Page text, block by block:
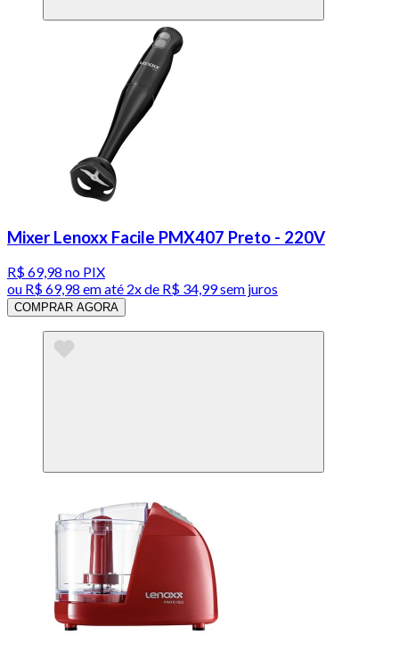
Mixer Lenoxx Facile PMX407 Preto - 220V
R$ 69,98 no PIX
ou R$ 69,98 em até 2x de R$ 34,99 sem juros
COMPRAR AGORA